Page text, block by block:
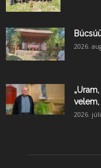
2026.
velem,
2026.